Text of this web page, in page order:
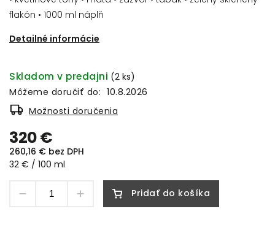
flakón • 1000 ml náplň
Detailné informácie
320 €
260,16 € bez DPH
32 € / 100 ml
Skladom v predajni (2 ks)
Môžeme doručiť do: 10.8.2026
Možnosti doručenia
Pridať do košíka